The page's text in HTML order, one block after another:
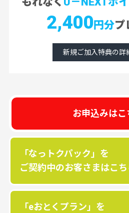
2,400 円分プ
新規ご加入特典の詳
お申込みはこ
「なっトクパック」を
ご契約中のお客さまはこち
「eおとくプラン」を